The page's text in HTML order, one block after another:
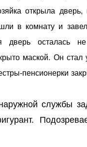
открыла
в комнату и
дверь осталась
маской. Он стал
пенсионерки
службы